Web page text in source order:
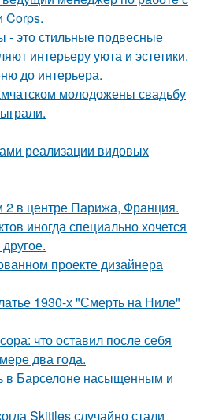
Corps.
- это стильные подвесные
интерьеру уюта и эстетики.
до интерьера.
молодожены свадьбу
реализации видовых
2 в центре Парижа, Франция.
иногда специально хочется
проекте дизайнера
1930-х "Смерть на Ниле"
что оставил после себя
два года.
в Барселоне насыщенным и
Skittles случайно стали